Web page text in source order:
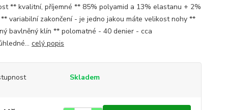
** kvalitní, příjemné ** 85% polyamid a 13% elastanu + 2%
variabilní zakončení - je jedno jakou máte velikost nohy **
bavlněný klín ** polomatné - 40 denier - cca
celý popis
Skladem